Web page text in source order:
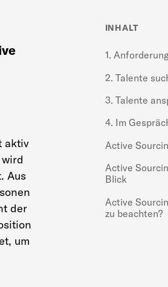
INHALT
1.
2. Talente
3. Talente
4. Im
Active
Active
Blick
Active
zu beachten?
aktiv
Aus
der
um